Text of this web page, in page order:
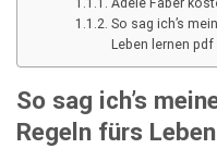
So sag ich’s
Leben lernen pdf
So sag ich’s
Regeln fürs